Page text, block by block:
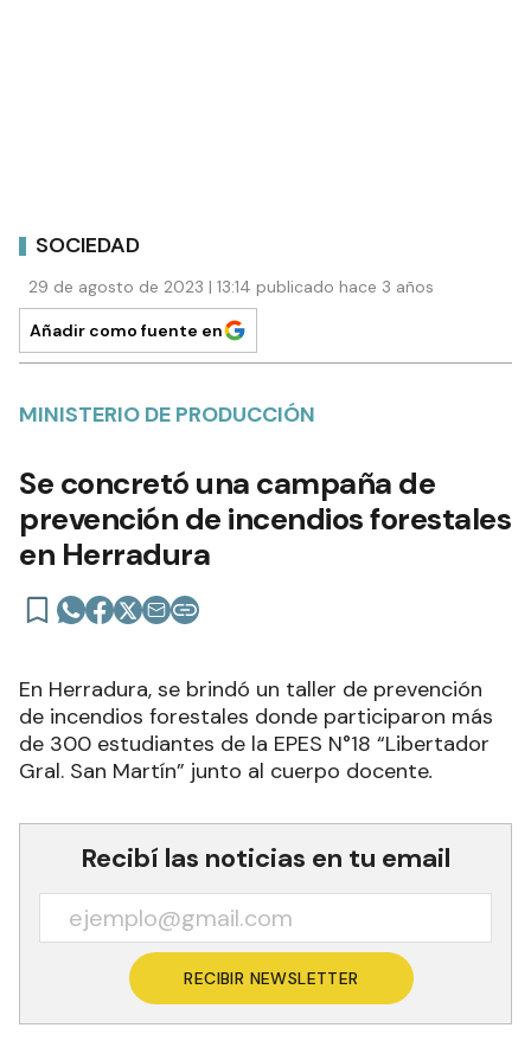
SOCIEDAD
29 de agosto de 2023 | 13:14 publicado hace 3 años
Añadir como fuente en
MINISTERIO DE PRODUCCIÓN
Se concretó una campaña de
prevención de incendios forestales
en Herradura
En Herradura, se brindó un taller de prevención
de incendios forestales donde participaron más
de 300 estudiantes de la EPES N°18 “Libertador
Gral. San Martín” junto al cuerpo docente.
Recibí las noticias en tu email
RECIBIR NEWSLETTER